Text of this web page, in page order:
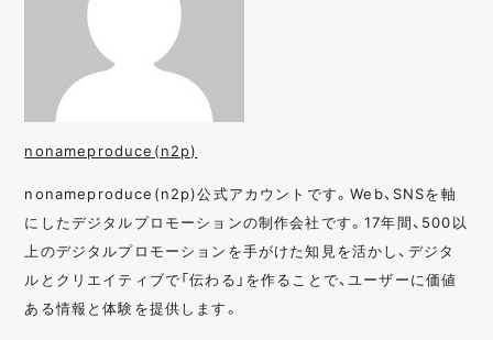
nonameproduce(n2p)
nonameproduce(n2p)公式アカウントです。Web、SNSを軸
にしたデジタルプロモーションの制作会社です。17年間、500以
上のデジタルプロモーションを手がけた知見を活かし、デジタ
ルとクリエイティブで「伝わる」を作ることで、ユーザーに価値
ある情報と体験を提供します。